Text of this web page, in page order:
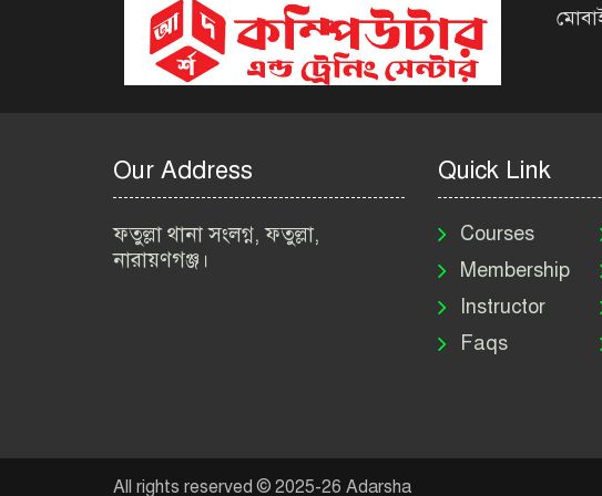
Our Address
ফতুল্লা থানা সংলগ্ন, ফতুল্লা,
নারায়ণগঞ্জ।
Quick Link
Courses
Membership
Instructor
Faqs
All rights reserved © 2025-26 Adarsha